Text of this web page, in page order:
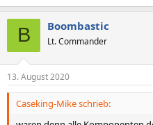
B Boombastic
Lt. Commander
13. August 2020
Caseking-Mike schrieb: